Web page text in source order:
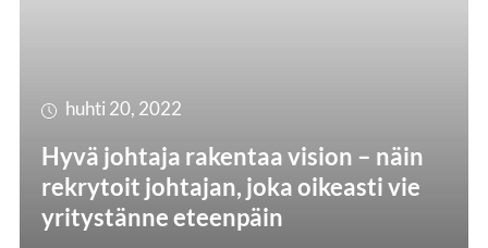
huhti 20, 2022
Hyvä johtaja rakentaa vision – näin
rekrytoit johtajan, joka oikeasti vie
yritystänne eteenpäin